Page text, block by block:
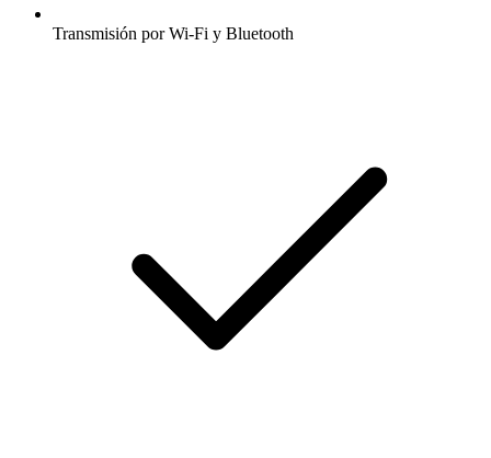
Transmisión por Wi-Fi y Bluetooth